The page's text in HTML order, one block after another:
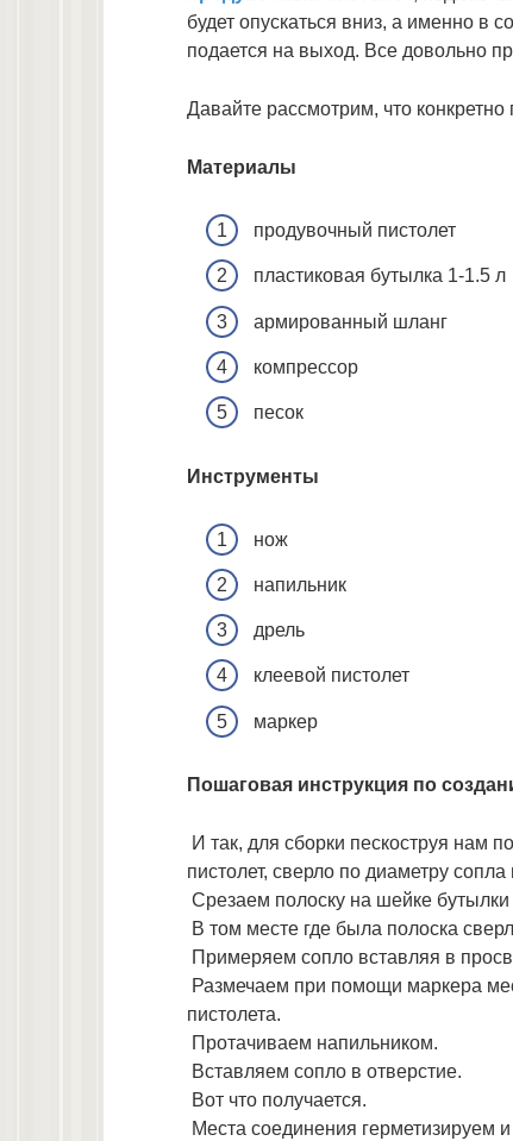
будет опускаться вниз, а именно в
подается на выход. Все довольно
Давайте рассмотрим, что
Материалы
продувочный пистолет
пластиковая бутылка 1-1.5 л
армированный шланг
компрессор
песок
Инструменты
нож
напильник
дрель
клеевой пистолет
маркер
Пошаговая инструкция по
И так, для сборки пескоструя нам
пистолет, сверло по диаметру сопла
Срезаем полоску на шейке
В том месте где была полоска
Примеряем сопло вставляя в
Размечаем при помощи маркера
пистолета.
Протачиваем напильником.
Вставляем сопло в отверстие.
Вот что получается.
Места соединения герметизируем